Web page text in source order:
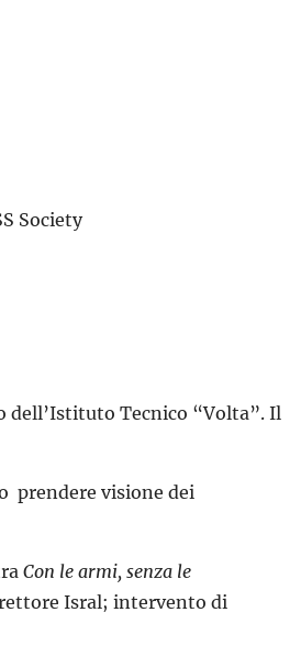
Society
dell’Istituto Tecnico “Volta”. Il
prendere visione dei
Con le armi, senza le
Isral; intervento di